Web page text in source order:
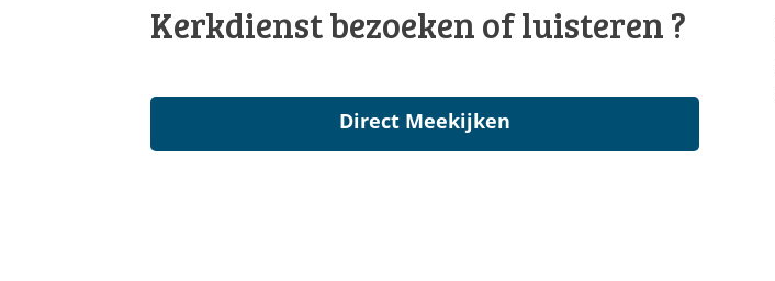
Kerkdienst bezoeken of luisteren ?
Direct Meekijken